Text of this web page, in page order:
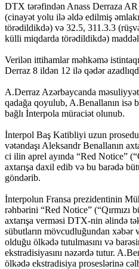
DTX tərəfindən Anass Derraza
(cinayət yolu ilə əldə edilmiş
törədildikdə) və 32.5, 311.3.3
külli miqdarda törədildikdə)
Verilən ittihamlar məhkəmə
Derraz 8 ildən 12 ilə qədər
A.Derraz Azərbaycanda
qadağa qoyulub, A.Benallanın isə
bağlı İnterpola müraciət olunub.
İnterpol Baş Katibliyi uzun
vətəndaşı Aleksandr Benallanın
ci ilin aprel ayında “Red Notice”
axtarışa daxil edib və bu barədə
göndərib.
İnterpolun Fransa prezidentinin
rəhbərini “Red Notice” (“Qırmızı
axtarışa verməsi DTX-nin əlində
sübutların mövcudluğundan xəbər
olduğu ölkədə tutulmasını və
ekstradisiyasını nəzərdə tutur.
ölkədə ekstradisiya proseslərinə